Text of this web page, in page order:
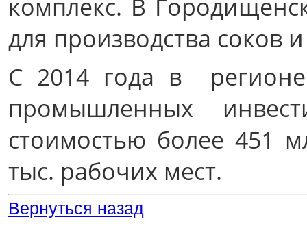
комплекс. В
для производства соков
С 2014 года в
промышленных
стоимостью более 451
тыс. рабочих мест.
Вернуться назад